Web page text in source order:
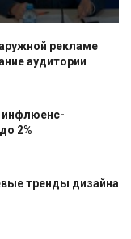
рекламе
аудитории
инфлюенс-
2%
тренды дизайна